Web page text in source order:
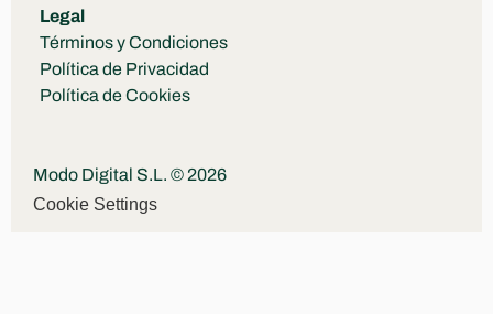
Legal
Términos y Condiciones
Política de Privacidad
Política de Cookies
Modo Digital S.L. © 2026
Cookie Settings